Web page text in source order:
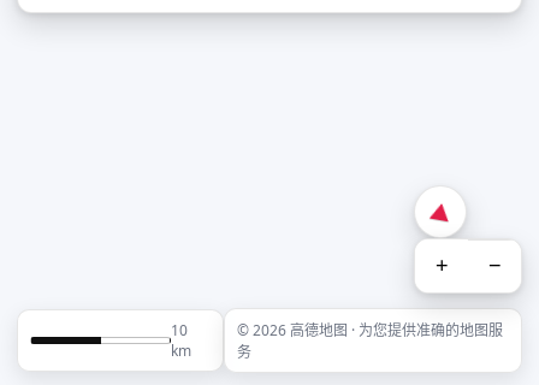
+ −
10
km
© 2026 高德地图 · 为您提供准确的地图服
务